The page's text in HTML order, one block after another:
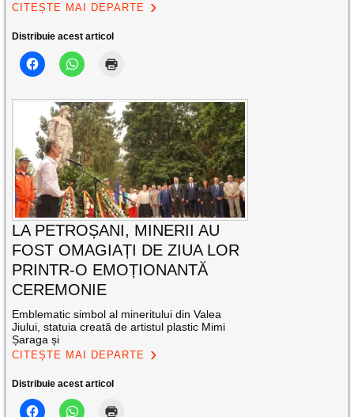
CITEȘTE MAI DEPARTE
Distribuie acest articol
LA PETROȘANI, MINERII AU
FOST OMAGIAȚI DE ZIUA LOR
PRINTR-O EMOȚIONANTĂ
CEREMONIE
Emblematic simbol al mineritului din Valea
Jiului, statuia creată de artistul plastic Mimi
Șaraga și
CITEȘTE MAI DEPARTE
Distribuie acest articol